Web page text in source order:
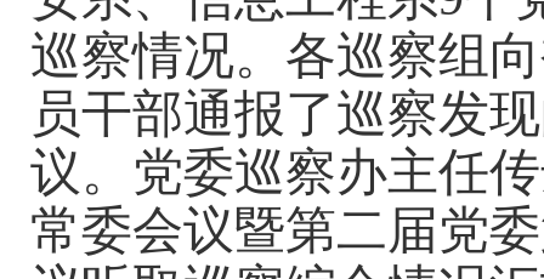
巡察情况。各巡察组
员干部通报了巡察发
议。 党委巡察办主任
常委会议暨第二届党